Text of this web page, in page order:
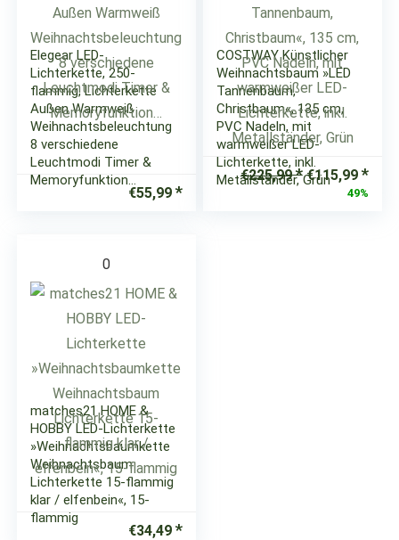
Elegear LED-
Lichterkette, 250-
flammig, Lichterkette
Außen Warmweiß
Weihnachtsbeleuchtung
8 verschiedene
Leuchtmodi Timer &
Memoryfunktion…
€55,99
COSTWAY Künstlicher
Weihnachtsbaum »LED
Tannenbaum,
Christbaum«, 135 cm,
PVC Nadeln, mit
warmweißer LED-
Lichterkette, inkl.
Metallständer, Grün
€225,99 €115,99
49%
0
matches21 HOME &
HOBBY LED-Lichterkette
»Weihnachtsbaumkette
Weihnachtsbaum
Lichterkette 15-flammig
klar / elfenbein«, 15-
flammig
€34,49